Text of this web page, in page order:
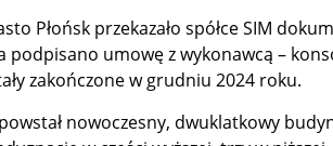
Płońsk przekazało spółce SIM
podpisano umowę z wykonawcą –
zakończone w grudniu 2024 roku.
nowoczesny, dwuklatkowy